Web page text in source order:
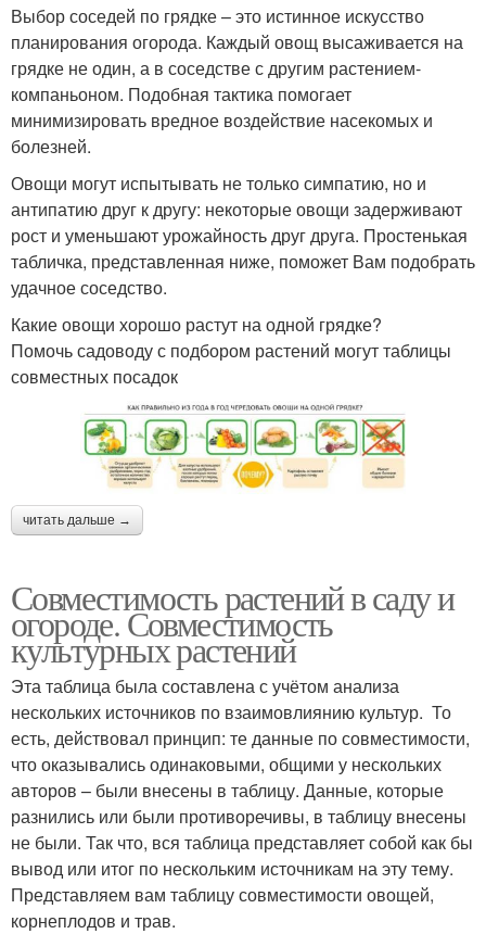
Выбор соседей по грядке – это истинное искусство
планирования огорода. Каждый овощ высаживается на
грядке не один, а в соседстве с другим растением-
компаньоном. Подобная тактика помогает
минимизировать вредное воздействие насекомых и
болезней.
Овощи могут испытывать не только симпатию, но и
антипатию друг к другу: некоторые овощи задерживают
рост и уменьшают урожайность друг друга. Простенькая
табличка, представленная ниже, поможет Вам подобрать
удачное соседство.
Какие овощи хорошо растут на одной грядке?
Помочь садоводу с подбором растений могут таблицы
совместных посадок
читать дальше →
Совместимость растений в саду и
огороде. Совместимость
культурных растений
Эта таблица была составлена с учётом анализа
нескольких источников по взаимовлиянию культур. То
есть, действовал принцип: те данные по совместимости,
что оказывались одинаковыми, общими у нескольких
авторов – были внесены в таблицу. Данные, которые
разнились или были противоречивы, в таблицу внесены
не были. Так что, вся таблица представляет собой как бы
вывод или итог по нескольким источникам на эту тему.
Представляем вам таблицу совместимости овощей,
корнеплодов и трав.